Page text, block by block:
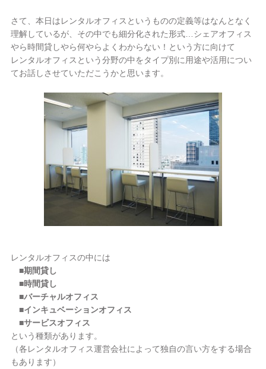
さて、本日はレンタルオフィスというものの定義等はなんとなく
理解しているが、その中でも細分化された形式…シェアオフィス
やら時間貸しやら何やらよくわからない！という方に向けて
レンタルオフィスという分野の中をタイプ別に用途や活用につい
てお話しさせていただこうかと思います。
レンタルオフィスの中には
■期間貸し
■時間貸し
■バーチャルオフィス
■インキュベーションオフィス
■サービスオフィス
という種類があります。
（各レンタルオフィス運営会社によって独自の言い方をする場合
もあります）